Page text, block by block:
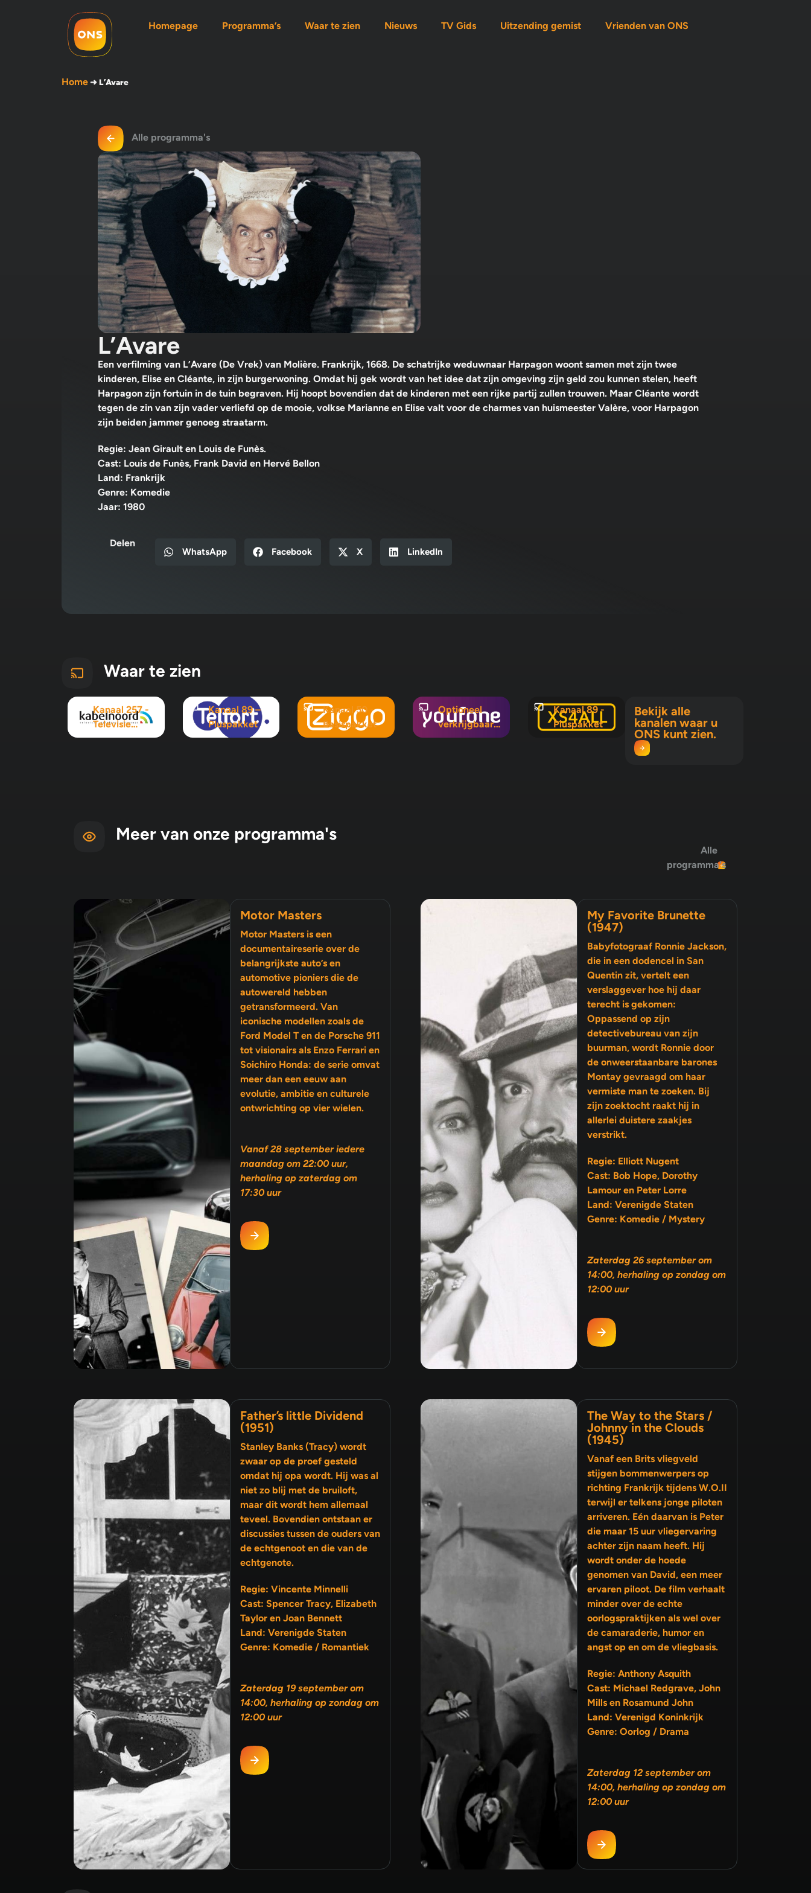
Homepage Programma’s Waar te zien Nieuws TV Gids Uitzending gemist Vrienden van ONS
Home➜L’Avare
Alle programma's
L’Avare
Een verfilming van L’Avare (De Vrek) van Molière. Frankrijk, 1668. De schatrijke weduwnaar Harpagon woont samen met zijn twee
kinderen, Elise en Cléante, in zijn burgerwoning. Omdat hij gek wordt van het idee dat zijn omgeving zijn geld zou kunnen stelen, heeft
Harpagon zijn fortuin in de tuin begraven. Hij hoopt bovendien dat de kinderen met een rijke partij zullen trouwen. Maar Cléante wordt
tegen de zin van zijn vader verliefd op de mooie, volkse Marianne en Elise valt voor de charmes van huismeester Valère, voor Harpagon
zijn beiden jammer genoeg straatarm.
Regie: Jean Girault en Louis de Funès.
Cast: Louis de Funès, Frank David en Hervé Bellon
Land: Frankrijk
Genre: Komedie
Jaar: 1980
Delen
WhatsApp Facebook X LinkedIn
Waar te zien
Kanaal 257 -
Televisie
Maximaal
Kanaal 89 –
Pluspakket
Kanaal 50 -
Basispakket
Optioneel
verkrijgbaar
in Mix 5, Mix
Kanaal 89 -
Pluspakket
Bekijk alle
kanalen waar u
ONS kunt zien.
Meer van onze programma's
Alle
programma's
Motor Masters
Motor Masters is een
documentaireserie over de
belangrijkste auto’s en
automotive pioniers die de
autowereld hebben
getransformeerd. Van
iconische modellen zoals de
Ford Model T en de Porsche 911
tot visionairs als Enzo Ferrari en
Soichiro Honda: de serie omvat
meer dan een eeuw aan
evolutie, ambitie en culturele
ontwrichting op vier wielen.
Vanaf 28 september iedere
maandag om 22:00 uur,
herhaling op zaterdag om
17:30 uur
My Favorite Brunette
(1947)
Babyfotograaf Ronnie Jackson,
die in een dodencel in San
Quentin zit, vertelt een
verslaggever hoe hij daar
terecht is gekomen:
Oppassend op zijn
detectivebureau van zijn
buurman, wordt Ronnie door
de onweerstaanbare barones
Montay gevraagd om haar
vermiste man te zoeken. Bij
zijn zoektocht raakt hij in
allerlei duistere zaakjes
verstrikt.
Regie: Elliott Nugent
Cast: Bob Hope, Dorothy
Lamour en Peter Lorre
Land: Verenigde Staten
Genre: Komedie / Mystery
Zaterdag 26 september om
14:00, herhaling op zondag om
12:00 uur
Father’s little Dividend
(1951)
Stanley Banks (Tracy) wordt
zwaar op de proef gesteld
omdat hij opa wordt. Hij was al
niet zo blij met de bruiloft,
maar dit wordt hem allemaal
teveel. Bovendien ontstaan er
discussies tussen de ouders van
de echtgenoot en die van de
echtgenote.
Regie: Vincente Minnelli
Cast: Spencer Tracy, Elizabeth
Taylor en Joan Bennett
Land: Verenigde Staten
Genre: Komedie / Romantiek
Zaterdag 19 september om
14:00, herhaling op zondag om
12:00 uur
The Way to the Stars /
Johnny in the Clouds
(1945)
Vanaf een Brits vliegveld
stijgen bommenwerpers op
richting Frankrijk tijdens W.O.II
terwijl er telkens jonge piloten
arriveren. Eén daarvan is Peter
die maar 15 uur vliegervaring
achter zijn naam heeft. Hij
wordt onder de hoede
genomen van David, een meer
ervaren piloot. De film verhaalt
minder over de echte
oorlogspraktijken als wel over
de camaraderie, humor en
angst op en om de vliegbasis.
Regie: Anthony Asquith
Cast: Michael Redgrave, John
Mills en Rosamund John
Land: Verenigd Koninkrijk
Genre: Oorlog / Drama
Zaterdag 12 september om
14:00, herhaling op zondag om
12:00 uur